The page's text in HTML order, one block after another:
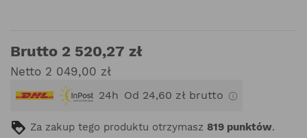
Brutto 2 520,27 zł
Netto 2 049,00 zł
24h Od 24,60 zł brutto
Za zakup tego produktu otrzymasz 819 punktów.